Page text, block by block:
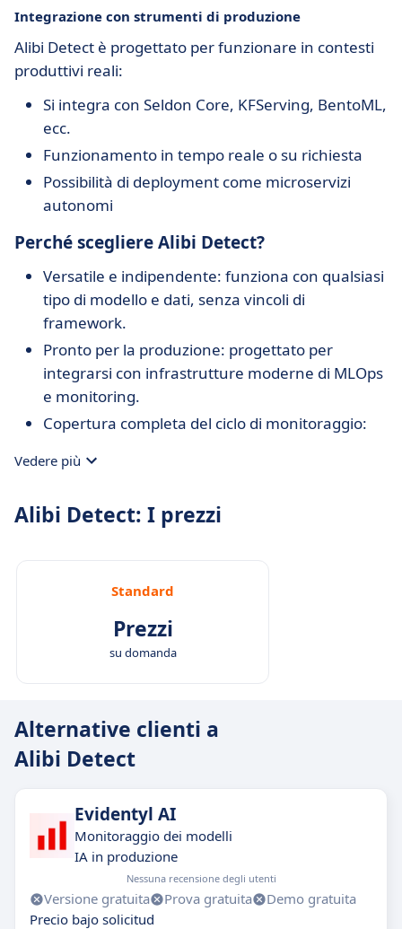
Integrazione con strumenti di produzione
Alibi Detect è progettato per funzionare in contesti
produttivi reali:
Si integra con Seldon Core, KFServing, BentoML,
ecc.
Funzionamento in tempo reale o su richiesta
Possibilità di deployment come microservizi
autonomi
Perché scegliere Alibi Detect?
Versatile e indipendente: funziona con qualsiasi
tipo di modello e dati, senza vincoli di
framework.
Pronto per la produzione: progettato per
integrarsi con infrastrutture moderne di MLOps
e monitoring.
Copertura completa del ciclo di monitoraggio:
avversarie.
mantenuto da SeldonIO con aggiornamenti
requisiti specifici e casi d’uso complessi.
Vedere più
Alibi Detect: I prezzi
Standard
Prezzi
su domanda
Alternative clienti a
Alibi Detect
Evidentyl AI
Monitoraggio dei modelli
IA in produzione
Nessuna recensione degli utenti
Versione gratuita Prova gratuita
Demo gratuita
Precio bajo solicitud